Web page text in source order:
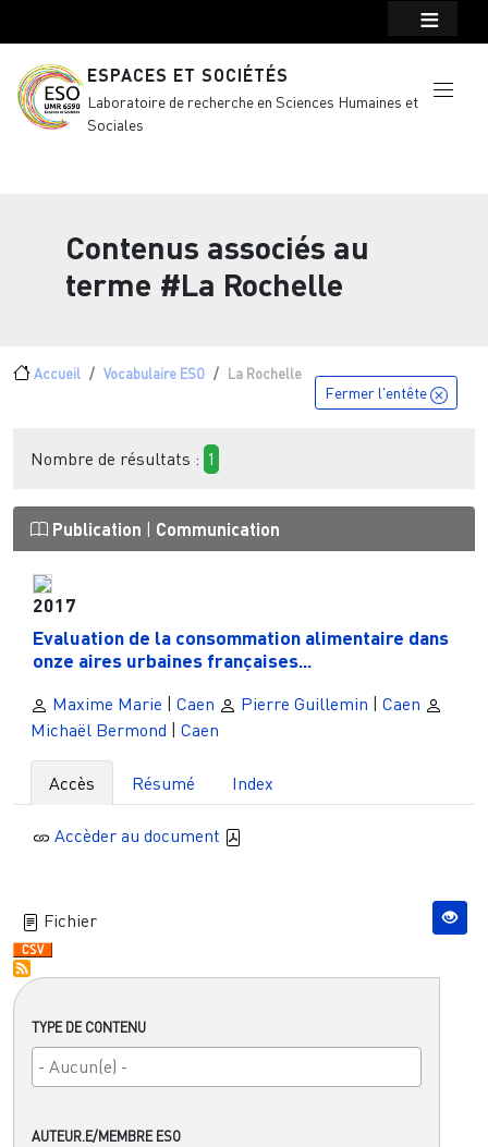
ESPACES ET SOCIÉTÉS
Laboratoire de recherche en Sciences Humaines et
Sociales
Contenus associés au
terme #La Rochelle
Fil d'Ariane
Accueil Vocabulaire ESO La Rochelle
TYPE DE CONTENU
AUTEUR.E/MEMBRE ESO
Fermer l'entête
Nombre de résultats : 1
Publication Communication
2017
Evaluation de la consommation alimentaire dans
onze aires urbaines françaises...
Maxime Marie Caen Pierre Guillemin
Caen
Michaël Bermond
Caen
Accès Résumé Index
Accèder au document
Fichier